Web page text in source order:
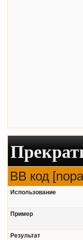
BB код
Использование
Пример
Результат